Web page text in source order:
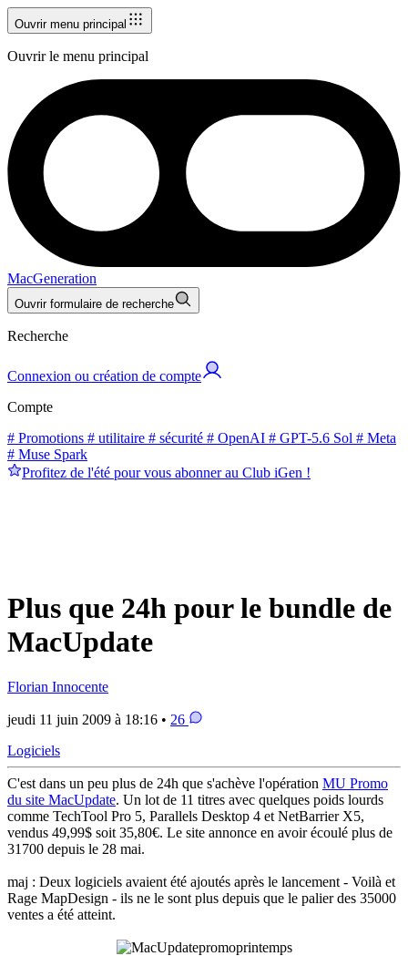
Ouvrir menu principal
Ouvrir le menu principal
MacGeneration
Ouvrir formulaire de recherche
Recherche
Connexion ou création de compte
Compte
# Promotions # utilitaire # sécurité # OpenAI # GPT-5.6 Sol # Meta
# Muse Spark
Profitez de l'été pour vous abonner au Club iGen !
Plus que 24h pour le bundle de
MacUpdate
Florian Innocente
jeudi 11 juin 2009 à 18:16 • 26
Logiciels
C'est dans un peu plus de 24h que s'achève l'opération MU Promo
du site MacUpdate. Un lot de 11 titres avec quelques poids lourds
comme TechTool Pro 5, Parallels Desktop 4 et NetBarrier X5,
vendus 49,99$ soit 35,80€. Le site annonce en avoir écoulé plus de
31700 depuis le 28 mai.
maj : Deux logiciels avaient été ajoutés après le lancement - Voilà et
Rage MapDesign - ils ne le sont plus depuis que le palier des 35000
ventes a été atteint.